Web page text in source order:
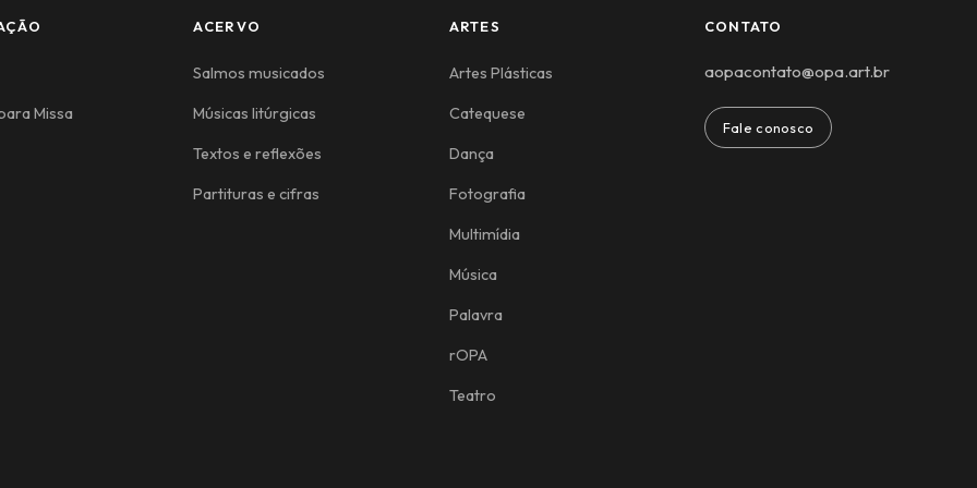
Missa
ACERVO
Salmos musicados
Músicas litúrgicas
Textos e reflexões
Partituras e cifras
ARTES
Artes Plásticas
Catequese
Dança
Fotografia
Multimídia
Música
Palavra
rOPA
Teatro
CONTATO
aopacontato@opa.art.br
Fale conosco